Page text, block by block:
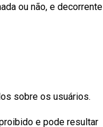
ou não, e decorrente
sobre os usuários.
e pode resultar